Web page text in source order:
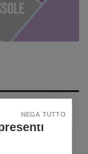
NEGA TUTTO